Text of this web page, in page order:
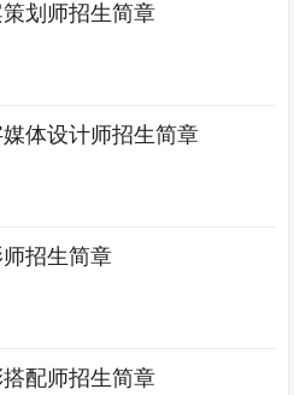
划师招生简章
体设计师招生简章
招生简章
配师招生简章